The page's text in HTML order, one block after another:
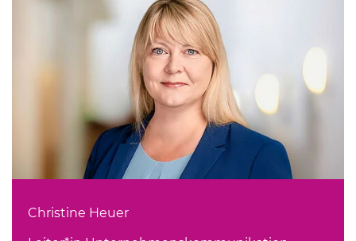
Christine Heuer